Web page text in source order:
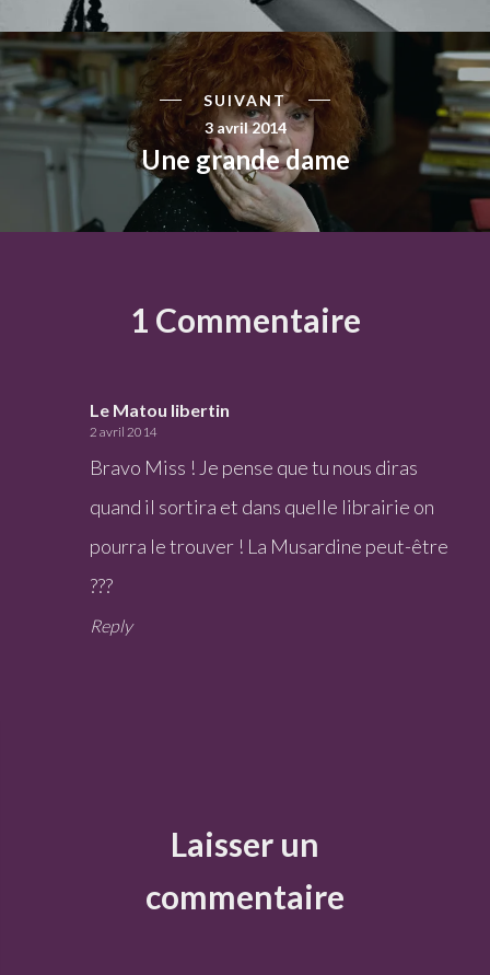
SUIVANT
3 avril 2014
Une grande dame
1 Commentaire
Le Matou libertin
2 avril 2014
Bravo Miss ! Je pense que tu nous diras
quand il sortira et dans quelle librairie on
pourra le trouver ! La Musardine peut-être
???
Reply
Laisser un
commentaire